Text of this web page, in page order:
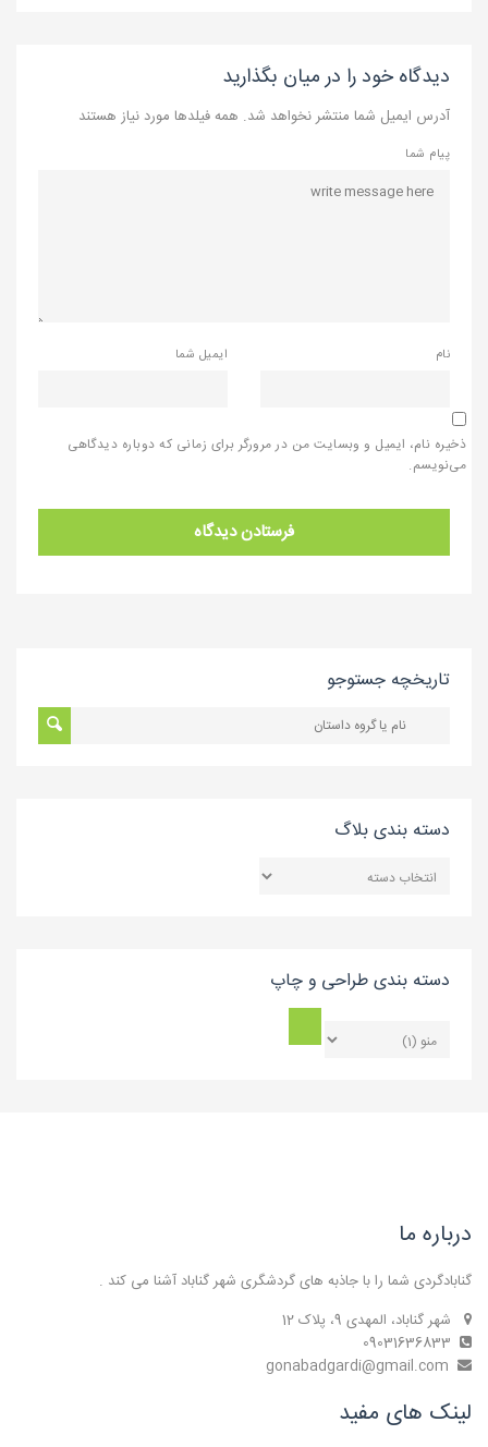
دیدگاه خود را در میان بگذارید
آدرس ایمیل شما منتشر نخواهد شد. همه فیلدها مورد نیاز هستند
پیام شما
نام ایمیل شما
ذخیره نام، ایمیل و وبسایت من در مرورگر برای زمانی که دوباره دیدگاهی
می‌نویسم.
تاریخچه جستوجو
دسته بندی بلاگ
بندی
دسته بندی طراحی و چاپ
درباره ما
گنابادگردی شما را با جاذبه های گردشگری شهر گناباد آشنا می کند .
شهر گناباد، المهدی 9، پلاک 12
لینک های مفید